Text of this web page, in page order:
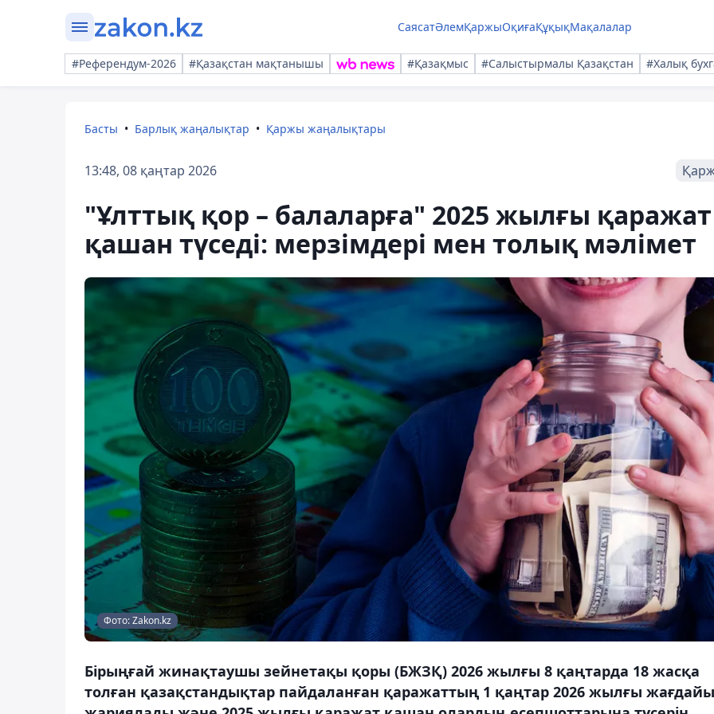
СаясатӘлемҚаржыОқиғаҚұқықМақалалар
#Референдум-2026 #Қазақстан мақтанышы #Қазақмыс #Салыстырмалы Қазақстан #Халық
Басты Барлық жаңалықтар Қаржы жаңалықтары
13:48, 08 қаңтар 2026
"Ұлттық қор – балаларға" 2025 жылғы қаражат
қашан түседі: мерзімдері мен толық мәлімет
Фото: Zakon.kz
Бірыңғай жинақтаушы зейнетақы қоры (БЖЗҚ) 2026 жылғы 8 қаңтарда 18 жасқа
толған қазақстандықтар пайдаланған қаражаттың 1 қаңтар 2026 жылғы